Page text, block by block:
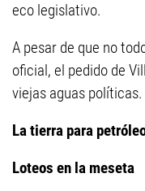
eco legislativo.
A pesar de que no
oficial, el pedido de
viejas aguas políticas.
La tierra para
Loteos en la meseta